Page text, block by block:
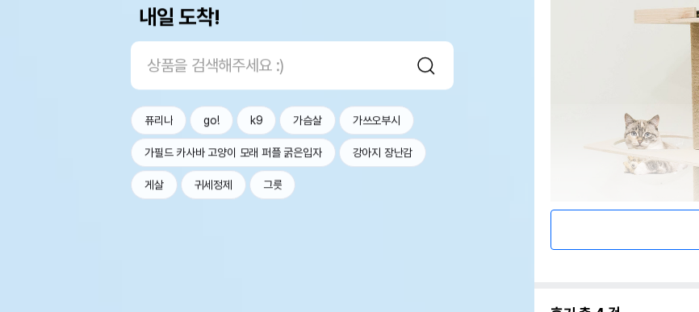
내일 도착!
퓨리나 go! k9 가슴살 가쓰오부시
가필드 카사바 고양이 모래 퍼플 굵은입자 강아지 장난감
게살 귀세정제 그릇